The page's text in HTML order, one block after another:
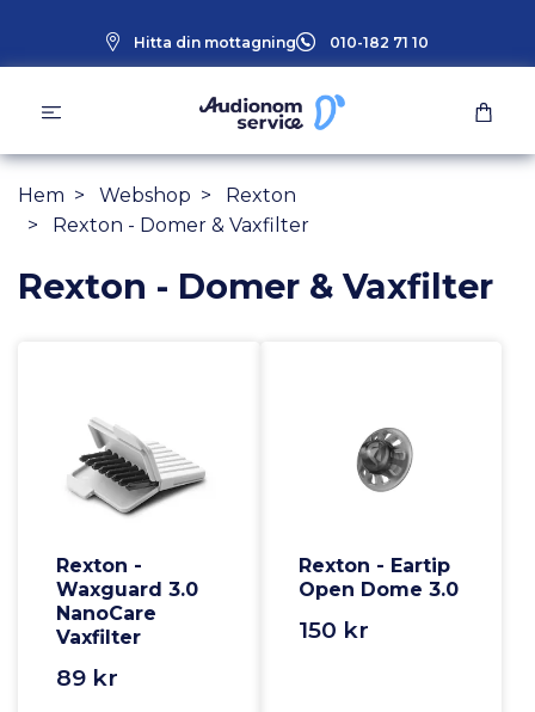
Hitta din mottagning 010-182 71 10
Hem Webshop
Rexton
Rexton - Domer & Vaxfilter
Rexton - Domer & Vaxfilter
Rexton -
Waxguard 3.0
NanoCare
Vaxfilter
89 kr
Rexton - Eartip
Open Dome 3.0
150 kr